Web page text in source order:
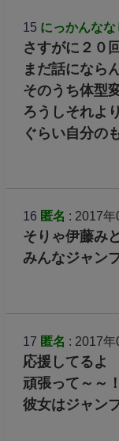
15 にっかんなな
さすがに２０
まだ話になら
そのうち体型
ろうしそれよ
ぐらい自分の
16 匿名 : 2017
そりゃ伊藤み
みんなジャン
17 匿名 : 2017
応援してるよ
頑張って～～！
彼女はジャン